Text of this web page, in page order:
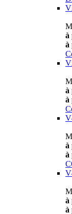
à
à
à
à
à
à
à
à